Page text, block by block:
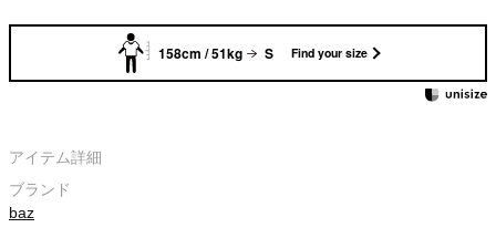
158cm / 51kg S Find your size
アイテム詳細
ブランド
baz